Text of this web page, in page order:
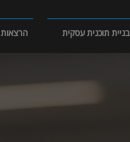
בניית תוכנית עסקית הרצאות